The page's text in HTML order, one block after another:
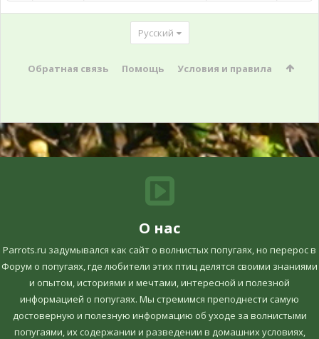
Русский
Обратная связь Помощь Условия и правила
О нас
Parrots.ru задумывался как сайт о волнистых попугаях, но перерос в
Форум о попугаях, где любители этих птиц делятся своими знаниями
и опытом, историями и мечтами, интересной и полезной
информацией о попугаях. Мы стремимся преподнести самую
достоверную и полезную информацию об уходе за волнистыми
попугаями, их содержании и разведении в домашних условиях,